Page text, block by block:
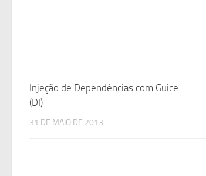
Injeção de Dependências com Guice
(DI)
31 DE MAIO DE 2013